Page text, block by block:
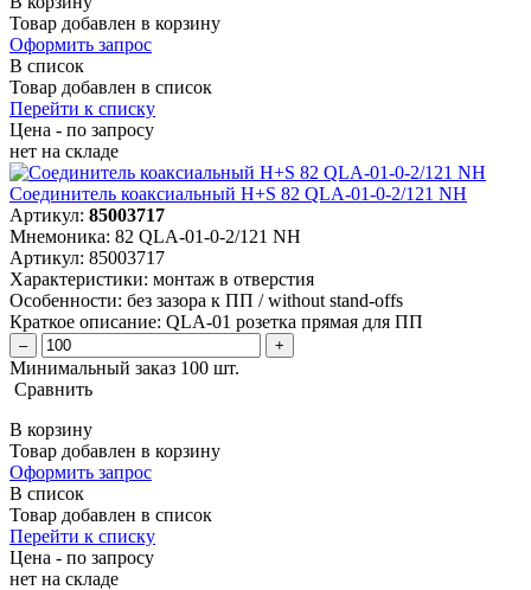
Товар добавлен в корзину
Оформить запрос
В список
Товар добавлен в список
Перейти к списку
Цена - по запросу
нет на складе
Соединитель коаксиальный H+S 82 QLA-01-0-2/121 NH
Артикул: 85003717
Мнемоника: 82 QLA-01-0-2/121 NH
Артикул: 85003717
Характеристики: монтаж в отверстия
Особенности: без зазора к ПП / without stand-offs
Краткое описание: QLA-01 розетка прямая для ПП
– +
Минимальный заказ 100 шт.
Сравнить
В корзину
Товар добавлен в корзину
Оформить запрос
В список
Товар добавлен в список
Перейти к списку
Цена - по запросу
нет на складе